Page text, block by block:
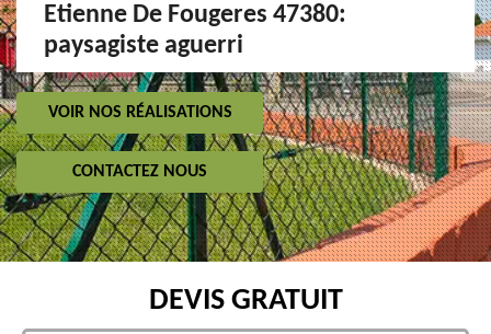
Etienne De Fougeres 47380:
paysagiste aguerri
VOIR NOS RÉALISATIONS
CONTACTEZ NOUS
DEVIS GRATUIT